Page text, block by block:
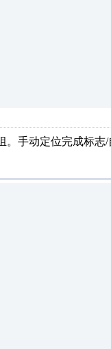
手动定位完成标志